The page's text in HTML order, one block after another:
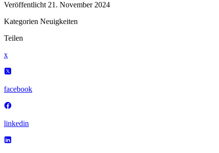
Veröffentlicht 21. November 2024
Kategorien Neuigkeiten
Teilen
x
facebook
linkedin